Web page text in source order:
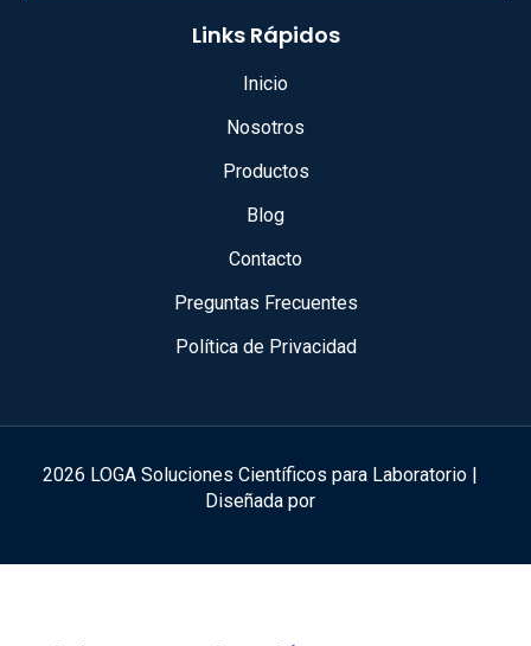
Links Rápidos
Inicio
Nosotros
Productos
Blog
Contacto
Preguntas Frecuentes
Política de Privacidad
2026 LOGA Soluciones Científicos para Laboratorio |
Diseñada por